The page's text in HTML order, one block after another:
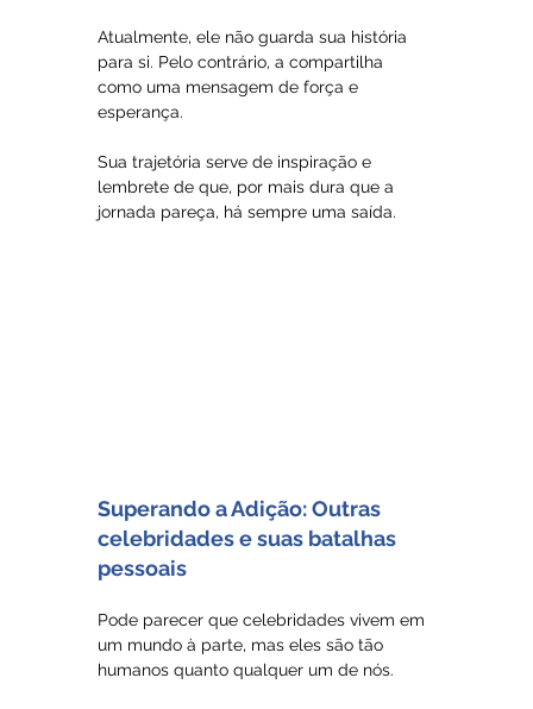
Atualmente, ele não guarda sua história
para si. Pelo contrário, a compartilha
como uma mensagem de força e
esperança.
Sua trajetória serve de inspiração e
lembrete de que, por mais dura que a
jornada pareça, há sempre uma saída.
Superando a Adição: Outras
celebridades e suas batalhas
pessoais
Pode parecer que celebridades vivem em
um mundo à parte, mas eles são tão
humanos quanto qualquer um de nós.